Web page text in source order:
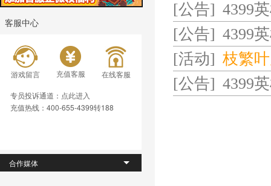
客服中心
游戏留言 充值客服 在线客服
专员投诉通道： 点此进入
充值热线：400-655-4399转188
合作媒体
[公告] 4399
[公告] 4399
[活动] 枝繁
[公告] 4399